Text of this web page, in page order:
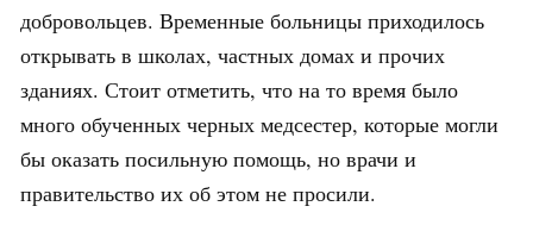
добровольцев. Временные больницы приходилось
открывать в школах, частных домах и прочих
зданиях. Стоит отметить, что на то время было
много обученных черных медсестер, которые могли
бы оказать посильную помощь, но врачи и
правительство их об этом не просили.